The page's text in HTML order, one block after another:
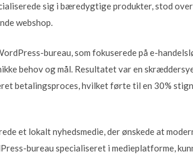
sig i bæredygtige produkter, stod
webshop.
bureau, som fokuserede på e-
behov og mål. Resultatet var en
betalingsproces, hvilket førte til en 30%
et lokalt nyhedsmedie, der ønskede at
bureau specialiseret i medieplatforme,